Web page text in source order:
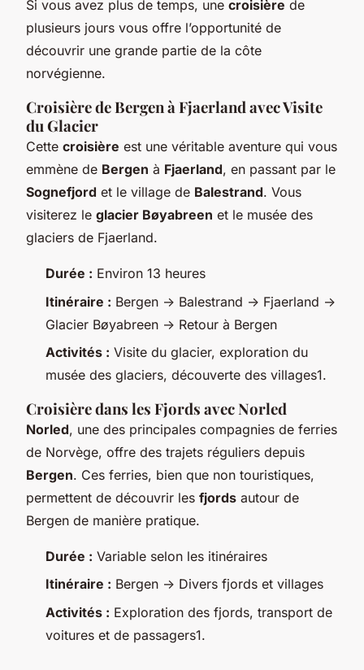
Si vous avez plus de temps, une croisière de
plusieurs jours vous offre l’opportunité de
découvrir une grande partie de la côte
norvégienne.
Croisière de Bergen à Fjaerland avec Visite
du Glacier
Cette croisière est une véritable aventure qui vous
emmène de Bergen à Fjaerland, en passant par le
Sognefjord et le village de Balestrand. Vous
visiterez le glacier Bøyabreen et le musée des
glaciers de Fjaerland.
Durée : Environ 13 heures
Itinéraire : Bergen -> Balestrand -> Fjaerland ->
Glacier Bøyabreen -> Retour à Bergen
Activités : Visite du glacier, exploration du
musée des glaciers, découverte des villages1.
Croisière dans les Fjords avec Norled
Norled, une des principales compagnies de ferries
de Norvège, offre des trajets réguliers depuis
Bergen. Ces ferries, bien que non touristiques,
permettent de découvrir les fjords autour de
Bergen de manière pratique.
Durée : Variable selon les itinéraires
Itinéraire : Bergen -> Divers fjords et villages
Activités : Exploration des fjords, transport de
voitures et de passagers1.